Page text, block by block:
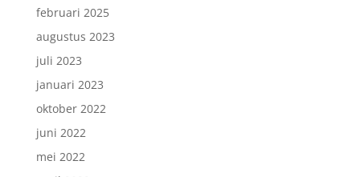
februari 2025
augustus 2023
juli 2023
januari 2023
oktober 2022
juni 2022
mei 2022